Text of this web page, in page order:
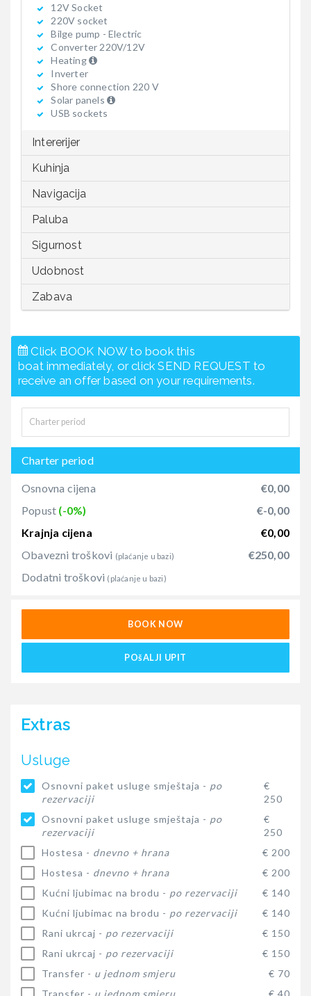
12V Socket
220V socket
Bilge pump - Electric
Converter 220V/12V
Heating
Inverter
Shore connection 220 V
Solar panels
USB sockets
Intererijer
Kuhinja
Navigacija
Paluba
Sigurnost
Udobnost
Zabava
Click BOOK NOW to book this
boat immediately, or click SEND REQUEST to
receive an offer based on your requirements.
Charter period
Osnovna cijena
€0,00
Popust (-0%)
€-0,00
Krajnja cijena
€0,00
Obavezni troškovi (plaćanje u bazi)
€250,00
Dodatni troškovi (plaćanje u bazi)
BOOK NOW
POšALJI UPIT
Extras
Usluge
Osnovni paket usluge smještaja - po
rezervaciji
€
250
Osnovni paket usluge smještaja - po
rezervaciji
€
250
Hostesa - dnevno + hrana
€ 200
Hostesa - dnevno + hrana
€ 200
Kućni ljubimac na brodu - po rezervaciji
€ 140
Kućni ljubimac na brodu - po rezervaciji
€ 140
Rani ukrcaj - po rezervaciji
€ 150
Rani ukrcaj - po rezervaciji
€ 150
Transfer - u jednom smjeru
€ 70
Transfer - u jednom smjeru € 40